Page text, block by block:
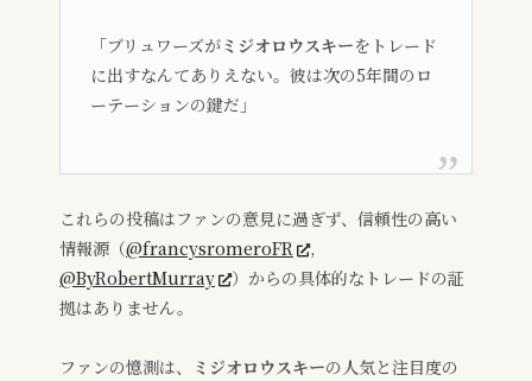
「ブリュワーズがミジオロウスキーをトレード
に出すなんてありえない。彼は次の5年間のロ
ーテーションの鍵だ」
これらの投稿はファンの意見に過ぎず、信頼性の高い
情報源（@francysromeroFR
,
@ByRobertMurray
）からの具体的なトレードの証
拠はありません。
ファンの憶測は、 ミジオロウスキーの人気と注目度の